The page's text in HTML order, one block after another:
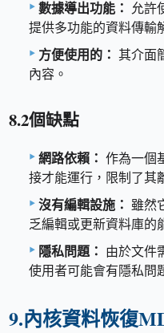
數據導出功能：
允許
提供多功能的資料傳輸
方便使用的： 其介面
內容。
8.2個缺點
網路依賴： 作為一個
接才能運行，限制了其
沒有編輯設施：
雖然
乏編輯或更新資料庫的
隱私問題：
由於文件
使用者可能會有隱私問
9.內核資料恢復